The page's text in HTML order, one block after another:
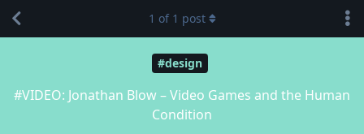
#design
#VIDEO: Jonathan Blow – Video Games and the Human
Condition
1 of 1 post